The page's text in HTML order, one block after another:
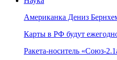
Американка Дениз
Карты в РФ будут
Ракета-носитель «Союз-